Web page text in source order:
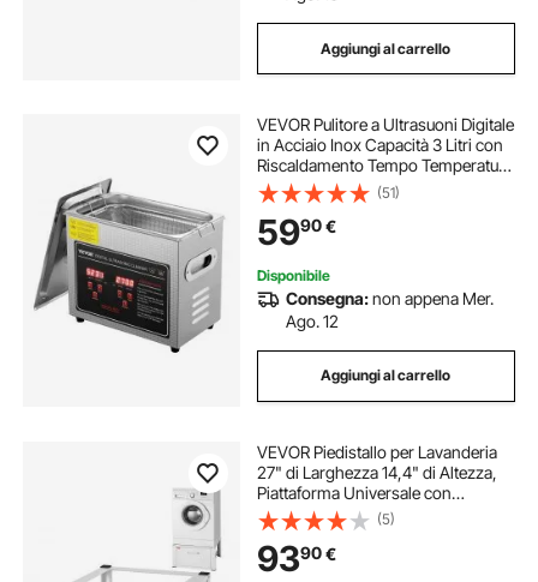
Aggiungi al carrello
VEVOR Pulitore a Ultrasuoni Digitale
in Acciaio Inox Capacità 3 Litri con
Riscaldamento Tempo Temperatura
Regolabile, Macchina Pulitrice a
Ultrasuoni da Gioielli Occhiali
Orologi Laboratorio Clinico
(51)
5990€
Disponibile
Consegna:non appena Mer.
Ago. 12
Aggiungi al carrello
VEVOR Piedistallo per Lavanderia
27" di Larghezza 14,4" di Altezza,
Piattaforma Universale con
Capacità di 660 Libbre, Base
Multifunzionale per Lavatrice con
Cassetto e Ricchi Accessori
(5)
9390€